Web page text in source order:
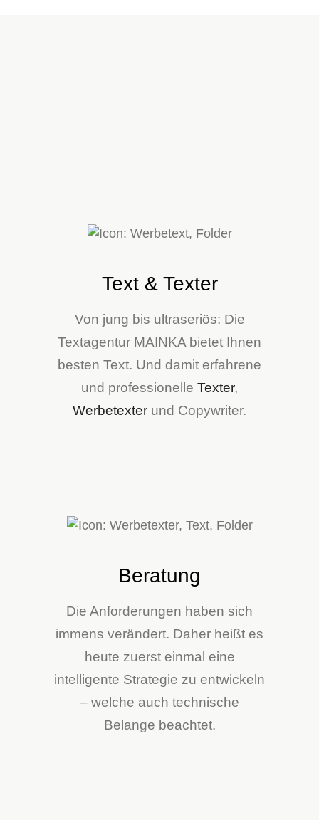
Text & Texter
Von jung bis ultraseriös: Die
Textagentur MAINKA bietet Ihnen
besten Text. Und damit erfahrene
und professionelle Texter,
Werbetexter und Copywriter.
Beratung
Die Anforderungen haben sich
immens verändert. Daher heißt es
heute zuerst einmal eine
intelligente Strategie zu entwickeln
– welche auch technische
Belange beachtet.